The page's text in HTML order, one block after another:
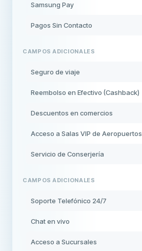
Samsung Pay
Pagos Sin Contacto
CAMPOS ADICIONALES
Seguro de viaje
Reembolso en Efectivo (Cashback)
Descuentos en comercios
Acceso a Salas VIP de Aeropuertos
Servicio de Conserjería
CAMPOS ADICIONALES
Soporte Telefónico 24/7
Chat en vivo
Acceso a Sucursales